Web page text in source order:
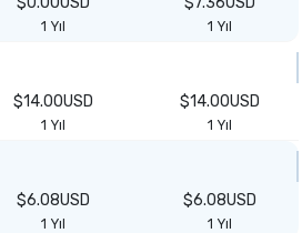
1 Yıl 1 Yıl
$14.00USD
1 Yıl
$14.00USD
1 Yıl
$6.08USD
1 Yıl
$6.08USD
1 Yıl